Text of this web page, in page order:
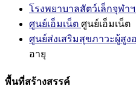
โรงพยาบาลสัตว์เล็กจุฬาฯ
ศูนย์เอ็มเน็ต ศูนย์เอ็มเน็ต
ศูนย์ส่งเสริมสุขภาวะผู้สูง
อายุ
พื้นที่สร้างสรรค์